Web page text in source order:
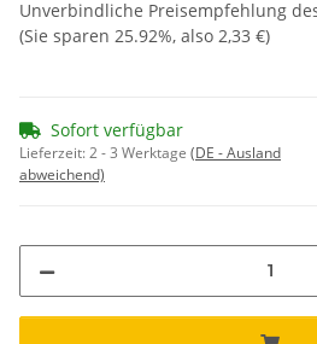
Unverbindliche Preisempfehlung
(Sie sparen 25.92%, also 2,33 €)
Sofort verfügbar
Lieferzeit:2 - 3 Werktage (DE - Ausland
abweichend)